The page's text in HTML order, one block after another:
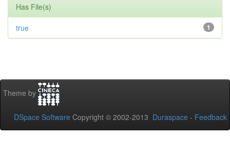
Has File(s)
1
true
Theme by
DSpace Software Copyright © 2002-2013 Duraspace - Feedback